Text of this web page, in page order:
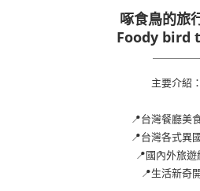
啄食鳥的旅
Foody bird
主要介紹：
📍台灣餐廳美
📍台灣各式異
📍國內外旅遊
📍生活新奇